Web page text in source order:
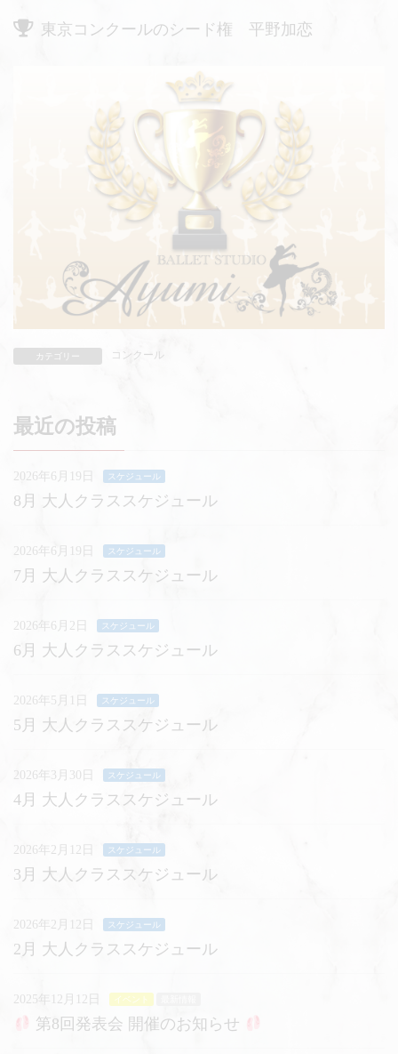
東京コンクールのシード権 平野加恋
カテゴリー コンクール
最近の投稿
2026年6月19日 スケジュール
8月 大人クラススケジュール
2026年6月19日 スケジュール
7月 大人クラススケジュール
2026年6月2日 スケジュール
6月 大人クラススケジュール
2026年5月1日 スケジュール
5月 大人クラススケジュール
2026年3月30日 スケジュール
4月 大人クラススケジュール
2026年2月12日 スケジュール
3月 大人クラススケジュール
2026年2月12日 スケジュール
2月 大人クラススケジュール
2025年12月12日 イベント
第8回発表会 開催のお知らせ